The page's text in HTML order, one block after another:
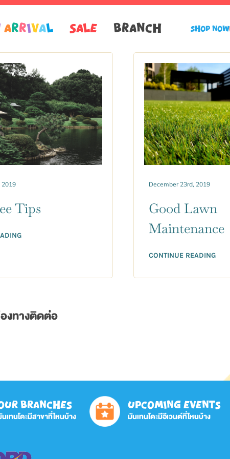
ARRIVAL SALE BRANCH SHOP NOW
2019
Tips
December 23rd, 2019
Good Lawn
Maintenance
CONTINUE READING
งทางติดต่อ
BRANCHES
เทนโดะมีสาขาที่ไหนบ้าง
UPCOMING EVENTS
มันเทนโดะมีอีเวนต์ที่ไหนบ้าง